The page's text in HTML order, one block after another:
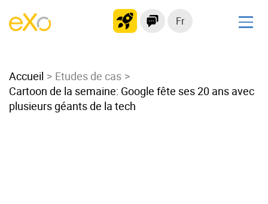
Fr
Intranet moderne
Plateforme collaborative
Réseau social
Accueil
Etudes de cas
Cartoon de la semaine: Google fête ses 20 ans avec
plusieurs géants de la tech